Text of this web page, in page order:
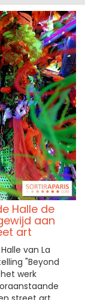
Halle de
aan
art
van La
"Beyond
werk